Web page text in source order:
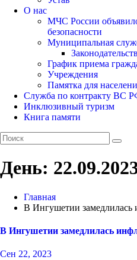
О нас
МЧС России
безопасности
Муниципальная
График приема
Учреждения
Памятка для
Служба по контракту ВС
Инклюзивный туризм
Книга памяти
День:
Главная
В Ингушетии замедлилась
В Ингушетии замедлилась
Сен 22, 2023